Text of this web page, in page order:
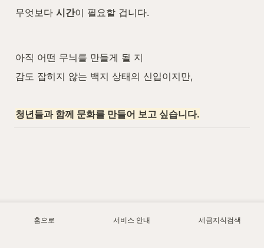
무엇보다 시간이 필요할 겁니다.
아직 어떤 무늬를 만들게 될 지
감도 잡히지 않는 백지 상태의 신입이지만,
청년들과 함께 문화를 만들어 보고 싶습니다.
홈으로 서비스 안내 세금지식검색